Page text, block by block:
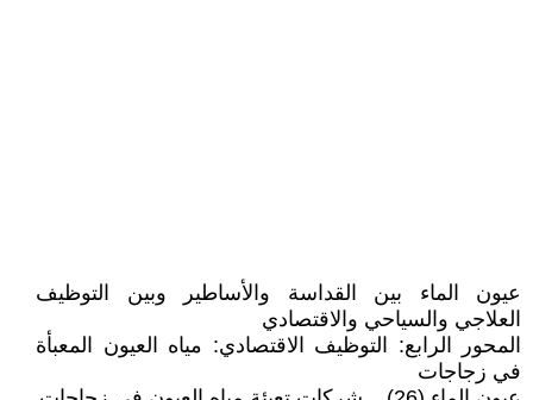
عيون الماء بين القداسة والأساطير وبين التوظيف
العلاجي والسياحي والاقتصادي
المحور الرابع: التوظيف الاقتصادي: مياه العيون المعبأة
في زجاجات